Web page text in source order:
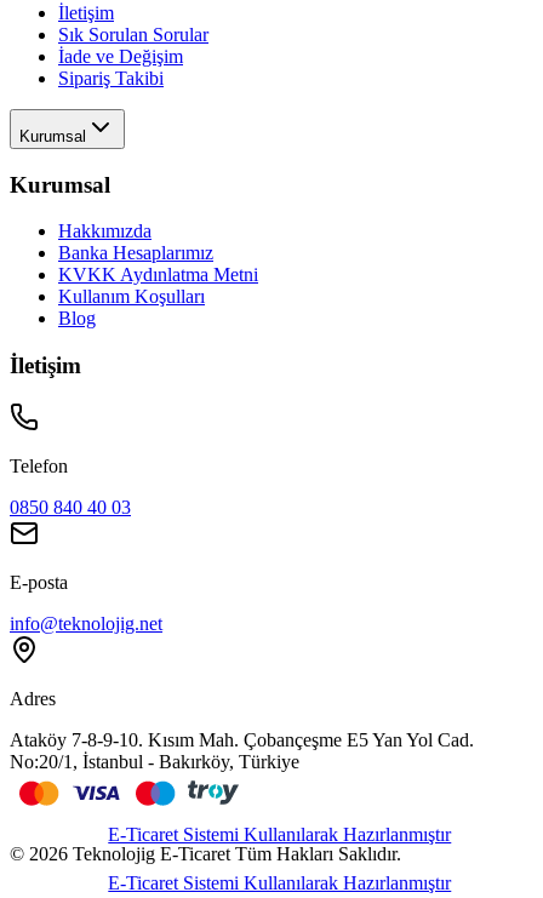
İletişim
Sık Sorulan Sorular
İade ve Değişim
Sipariş Takibi
Kurumsal
Kurumsal
Hakkımızda
Banka Hesaplarımız
KVKK Aydınlatma Metni
Kullanım Koşulları
Blog
İletişim
Telefon
0850 840 40 03
E-posta
info@teknolojig.net
Adres
Ataköy 7-8-9-10. Kısım Mah. Çobançeşme E5 Yan Yol Cad.
No:20/1, İstanbul - Bakırköy, Türkiye
E-Ticaret Sistemi Kullanılarak Hazırlanmıştır
© 2026 Teknolojig E-Ticaret Tüm Hakları Saklıdır.
E-Ticaret Sistemi Kullanılarak Hazırlanmıştır